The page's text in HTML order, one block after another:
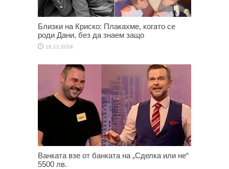
Близки на Криско: Плакахме, когато се
роди Дани, без да знаем защо
16.12.2024
Ванката взе от банката на „Сделка или не“
5500 лв.